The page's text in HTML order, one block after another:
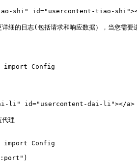
shi" id="usercontent-tiao-
细的日志(包括请求和响应数据），当您需要
import Config
li" id="usercontent-dai-li"></a>
代理
import Config